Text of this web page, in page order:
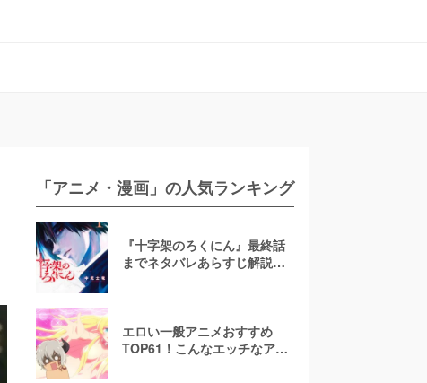
「アニメ・漫画」の人気ランキング
『十字架のろくにん』最終話
までネタバレあらすじ解説！
エロい一般アニメおすすめ
TOP61！こんなエッチなアニ